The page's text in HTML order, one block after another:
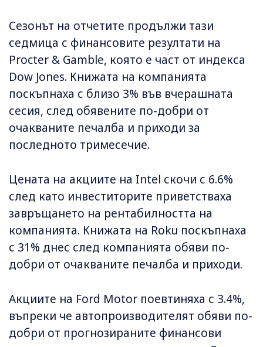
Сезонът на отчетите продължи тази
седмица с финансовите резултати на
Procter & Gamble, която е част от индекса
Dow Jones. Книжата на компанията
поскъпнаха с близо 3% във вчерашната
сесия, след обявените по-добри от
очакваните печалба и приходи за
последното тримесечие.
Цената на акциите на Intel скочи с 6.6%
след като инвеститорите приветстваха
завръщането на рентабилността на
компанията. Книжата на Roku поскъпнаха
с 31% днес след компанията обяви по-
добри от очакваните печалба и приходи.
Акциите на Ford Motor поевтиняха с 3.4%,
въпреки че автопроизводителят обяви по-
добри от прогнозираните финансови